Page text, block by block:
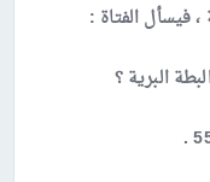
فيسأل الفتاة :
البرية ؟